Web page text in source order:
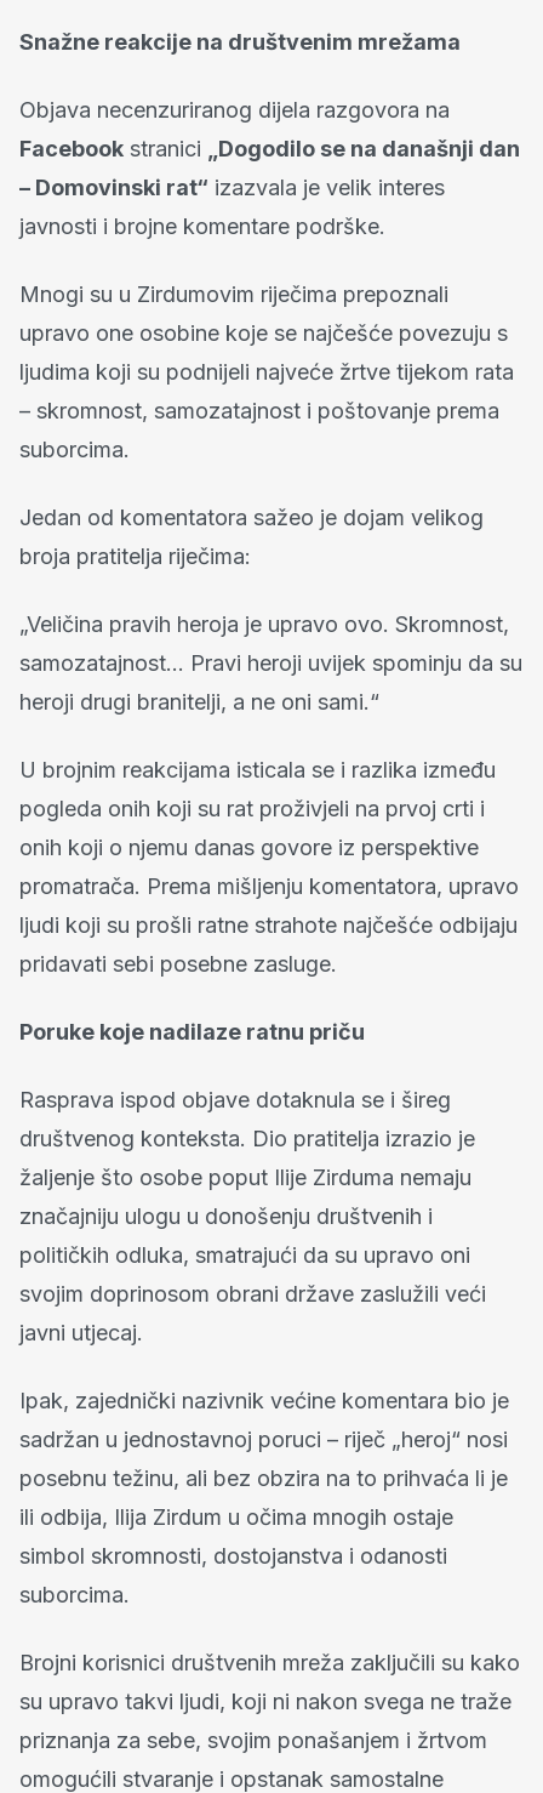
Snažne reakcije na društvenim mrežama
Objava necenzuriranog dijela razgovora na
Facebook stranici
„Dogodilo se na današnji dan
– Domovinski rat“ izazvala je velik interes
javnosti i brojne komentare podrške.
Mnogi su u Zirdumovim riječima prepoznali
upravo one osobine koje se najčešće povezuju s
ljudima koji su podnijeli najveće žrtve tijekom rata
– skromnost, samozatajnost i poštovanje prema
suborcima.
Jedan od komentatora sažeo je dojam velikog
broja pratitelja riječima:
„Veličina pravih heroja je upravo ovo. Skromnost,
samozatajnost… Pravi heroji uvijek spominju da su
heroji drugi branitelji, a ne oni sami.“
U brojnim reakcijama isticala se i razlika između
pogleda onih koji su rat proživjeli na prvoj crti i
onih koji o njemu danas govore iz perspektive
promatrača. Prema mišljenju komentatora, upravo
ljudi koji su prošli ratne strahote najčešće odbijaju
pridavati sebi posebne zasluge.
Poruke koje nadilaze ratnu priču
Rasprava ispod objave dotaknula se i šireg
društvenog konteksta. Dio pratitelja izrazio je
žaljenje što osobe poput Ilije Zirduma nemaju
značajniju ulogu u donošenju društvenih i
političkih odluka, smatrajući da su upravo oni
svojim doprinosom obrani države zaslužili veći
javni utjecaj.
Ipak, zajednički nazivnik većine komentara bio je
sadržan u jednostavnoj poruci – riječ „heroj“ nosi
posebnu težinu, ali bez obzira na to prihvaća li je
ili odbija, Ilija Zirdum u očima mnogih ostaje
simbol skromnosti, dostojanstva i odanosti
suborcima.
Brojni korisnici društvenih mreža zaključili su kako
su upravo takvi ljudi, koji ni nakon svega ne traže
priznanja za sebe, svojim ponašanjem i žrtvom
omogućili stvaranje i opstanak samostalne